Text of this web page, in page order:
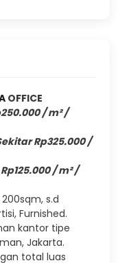
OFFICE
/ m² /
Rp325.000 /
/ m² /
s.d
Furnished.
kantor tipe
Jakarta.
total luas